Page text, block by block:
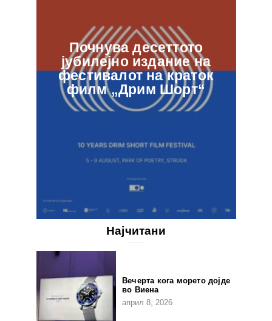
Почнува десеттото
јубилејно издание на
фестивалот на краток
филм „Дрим Шорт“
Најчитани
Вечерта кога морето дојде
во Виена
април 8, 2026